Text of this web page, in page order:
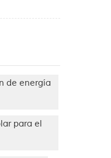
de energía
para el